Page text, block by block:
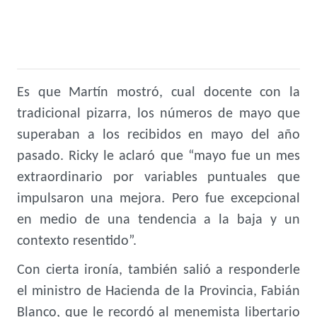
Es que Martín mostró, cual docente con la
tradicional pizarra, los números de mayo que
superaban a los recibidos en mayo del año
pasado. Ricky le aclaró que “mayo fue un mes
extraordinario por variables puntuales que
impulsaron una mejora. Pero fue excepcional
en medio de una tendencia a la baja y un
contexto resentido”.
Con cierta ironía, también salió a responderle
el ministro de Hacienda de la Provincia, Fabián
Blanco, que le recordó al menemista libertario